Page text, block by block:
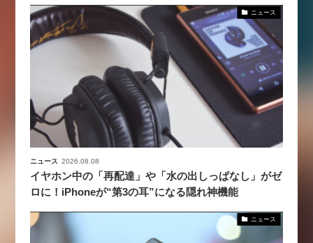
ニュース
ニュース 2026.08.08
イヤホン中の「再配達」や「水の出しっぱなし」がゼ
ロに！iPhoneが“第3の耳”になる隠れ神機能
ニュース